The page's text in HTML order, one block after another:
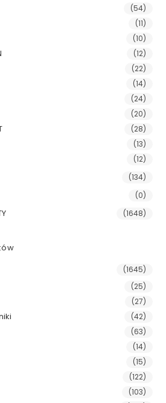
(54)
(11)
(10)
(12)
(22)
(14)
(24)
(20)
(28)
(13)
(12)
(134)
(0)
(1648)
(1645)
(25)
(27)
(42)
(63)
(14)
(15)
(122)
(103)